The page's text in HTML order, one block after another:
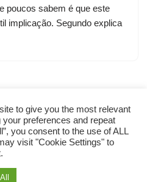
poucos sabem é que este
implicação. Segundo explica
to give you the most relevant
preferences and repeat
you consent to the use of ALL
visit "Cookie Settings" to